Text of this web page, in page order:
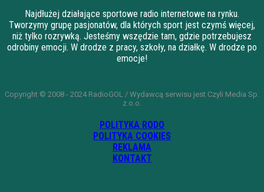
Najdłużej działające sportowe radio internetowe na rynku.
Tworzymy grupę pasjonatów, dla których sport jest czymś więcej,
niż tylko rozrywką. Jesteśmy wszędzie tam, gdzie potrzebujesz
odrobiny emocji. W drodze z pracy, szkoły, na działkę. W drodze po
emocje!
Copyright © 2008 - 2024 RadioGOL / Wydawcą serwisu jest Czyli Media Sp.
z o.o.
POLITYKA RODO
POLITYKA COOKIES
REKLAMA
KONTAKT